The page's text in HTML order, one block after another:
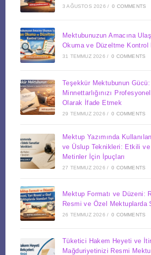
3 AĞUSTOS 2026 / 0 COMMENTS
Mektubunuzun Amacına
Okuma ve Düzeltme Kontrol
31 TEMMUZ 2026 / 0 COMMENTS
Teşekkür Mektubunun Gücü:
Minnettarlığınızı
Olarak İfade Etmek
29 TEMMUZ 2026 / 0 COMMENTS
Mektup Yazımında
ve Üslup Teknikleri: Etkili ve
Metinler İçin İpuçları
27 TEMMUZ 2026 / 0 COMMENTS
Mektup Formatı ve Düzeni:
Resmi ve Özel Mektuplarda
26 TEMMUZ 2026 / 0 COMMENTS
Tüketici Hakem Heyeti ve
Mağduriyetinizi Resmi